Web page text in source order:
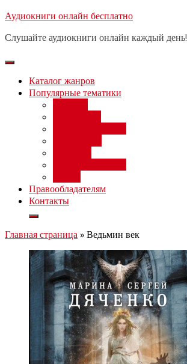
Перейти
содержимому
Аудиокниги онлайн бесплатно
Слушайте аудиокниги онлайн каждый день!
Каталог жанров
Популярные тематики
Правообладателям
Контакты
Главная страница » Ведьмин век
Бесплатный вебинар: заработок
день